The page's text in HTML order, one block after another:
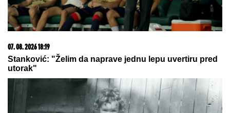
"OVO JE UBISTVO U AFEKTU, REKONSTRUKCIJA
ĆE OTKRITI KOJI JE UDARAC BIO FATALAN!"
Stručnjaci o zločinu na Novom Beogradu: Da li je
tragedija mogla biti sprečena?